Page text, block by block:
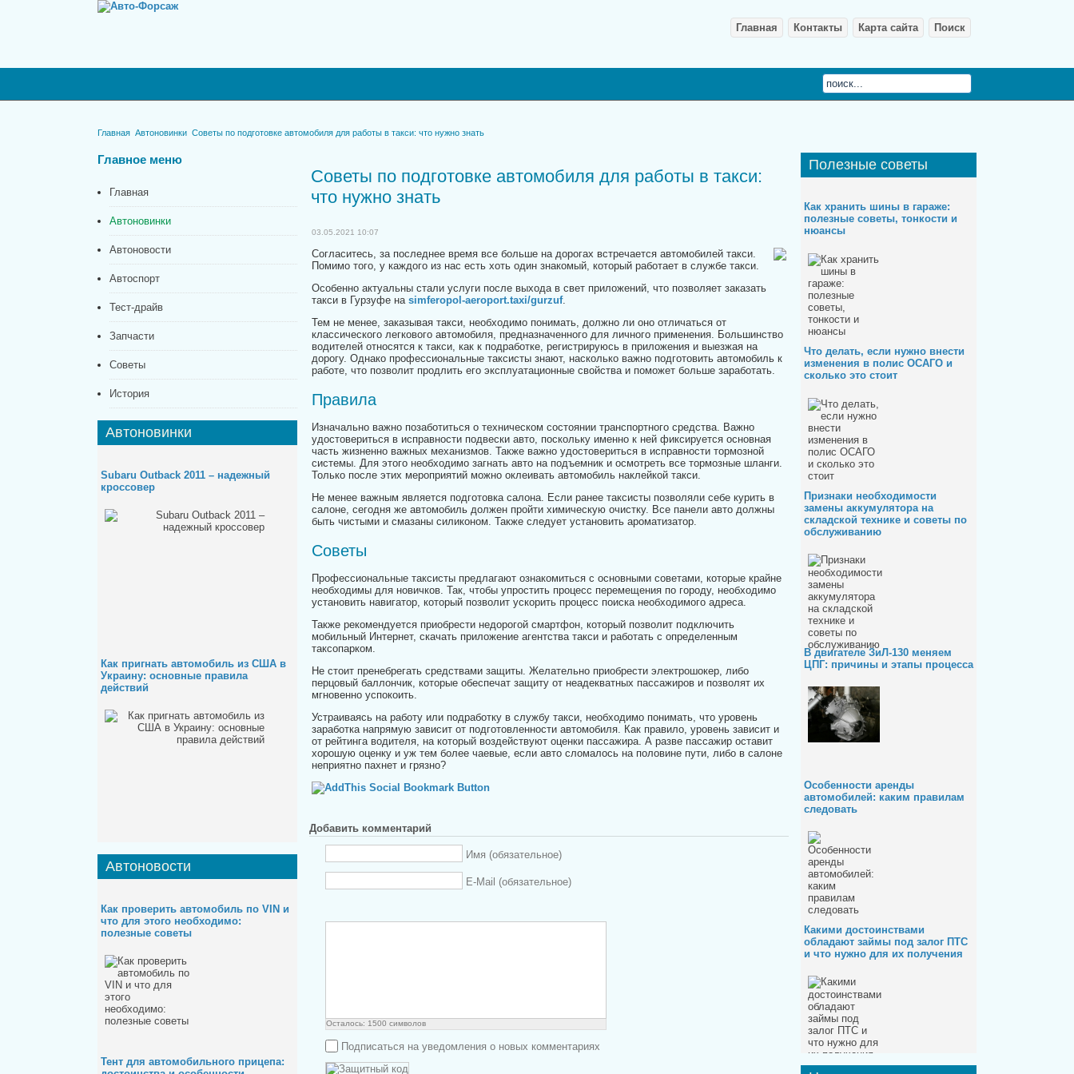
Главная Контакты Карта сайта Поиск
Главная Автоновинки Советы по подготовке автомобиля для работы в такси: что нужно знать
Главное меню
Главная
Автоновинки
Автоновости
Автоспорт
Тест-драйв
Запчасти
Советы
История
Автоновинки
Subaru Outback 2011 – надежный
кроссовер
Как пригнать автомобиль из США в
Украину: основные правила
действий
Автоновости
Как проверить автомобиль по VIN и
что для этого необходимо:
полезные советы
Тент для автомобильного прицепа:
Советы по подготовке автомобиля для работы в такси:
что нужно знать
03.05.2021 10:07
Согласитесь, за последнее время все больше на дорогах встречается автомобилей такси.
Помимо того, у каждого из нас есть хоть один знакомый, который работает в службе такси.
Особенно актуальны стали услуги после выхода в свет приложений, что позволяет заказать
такси в Гурзуфе на simferopol-aeroport.taxi/gurzuf.
Тем не менее, заказывая такси, необходимо понимать, должно ли оно отличаться от
классического легкового автомобиля, предназначенного для личного применения. Большинство
водителей относятся к такси, как к подработке, регистрируюсь в приложения и выезжая на
дорогу. Однако профессиональные таксисты знают, насколько важно подготовить автомобиль к
работе, что позволит продлить его эксплуатационные свойства и поможет больше заработать.
Правила
Изначально важно позаботиться о техническом состоянии транспортного средства. Важно
удостовериться в исправности подвески авто, поскольку именно к ней фиксируется основная
часть жизненно важных механизмов. Также важно удостовериться в исправности тормозной
системы. Для этого необходимо загнать авто на подъемник и осмотреть все тормозные шланги.
Только после этих мероприятий можно оклеивать автомобиль наклейкой такси.
Не менее важным является подготовка салона. Если ранее таксисты позволяли себе курить в
салоне, сегодня же автомобиль должен пройти химическую очистку. Все панели авто должны
быть чистыми и смазаны силиконом. Также следует установить ароматизатор.
Советы
Профессиональные таксисты предлагают ознакомиться с основными советами, которые крайне
необходимы для новичков. Так, чтобы упростить процесс перемещения по городу, необходимо
установить навигатор, который позволит ускорить процесс поиска необходимого адреса.
Также рекомендуется приобрести недорогой смартфон, который позволит подключить
мобильный Интернет, скачать приложение агентства такси и работать с определенным
таксопарком.
Не стоит пренебрегать средствами защиты. Желательно приобрести электрошокер, либо
перцовый баллончик, которые обеспечат защиту от неадекватных пассажиров и позволят их
мгновенно успокоить.
Устраиваясь на работу или подработку в службу такси, необходимо понимать, что уровень
заработка напрямую зависит от подготовленности автомобиля. Как правило, уровень зависит и
от рейтинга водителя, на который воздействуют оценки пассажира. А разве пассажир оставит
хорошую оценку и уж тем более чаевые, если авто сломалось на половине пути, либо в салоне
неприятно пахнет и грязно?
Добавить комментарий
Имя (обязательное)
E-Mail (обязательное)
Осталось: 1500 символов
Подписаться на уведомления о новых комментариях
Полезные советы
Как хранить шины в гараже:
полезные советы, тонкости и
нюансы
Что делать, если нужно внести
изменения в полис ОСАГО и
сколько это стоит
Признаки необходимости
замены аккумулятора на
складской технике и советы по
обслуживанию
В двигателе ЗиЛ-130 меняем
ЦПГ: причины и этапы процесса
Особенности аренды
автомобилей: каким правилам
следовать
Какими достоинствами
обладают займы под залог ПТС
и что нужно для их получения